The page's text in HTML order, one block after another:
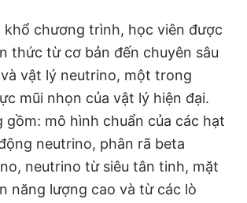
khổ chương trình, học viên được
thức từ cơ bản đến chuyên sâu
và vật lý neutrino, một trong
mũi nhọn của vật lý hiện đại.
gồm: mô hình chuẩn của các hạt
neutrino, phân rã beta
neutrino từ siêu tân tinh, mặt
năng lượng cao và từ các lò